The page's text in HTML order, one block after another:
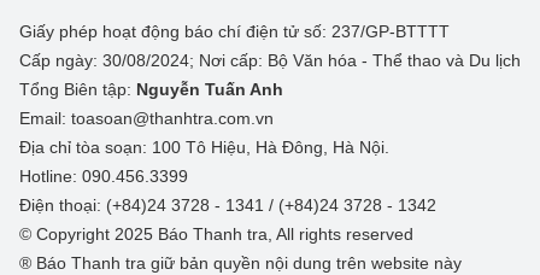
Giấy phép hoạt động báo chí điện tử số: 237/GP-BTTTT
Cấp ngày: 30/08/2024; Nơi cấp: Bộ Văn hóa - Thể thao và Du lịch
Tổng Biên tập: Nguyễn Tuấn Anh
Email: toasoan@thanhtra.com.vn
Địa chỉ tòa soạn: 100 Tô Hiệu, Hà Đông, Hà Nội.
Hotline: 090.456.3399
Điện thoại: (+84)24 3728 - 1341 / (+84)24 3728 - 1342
© Copyright 2025 Báo Thanh tra, All rights reserved
® Báo Thanh tra giữ bản quyền nội dung trên website này